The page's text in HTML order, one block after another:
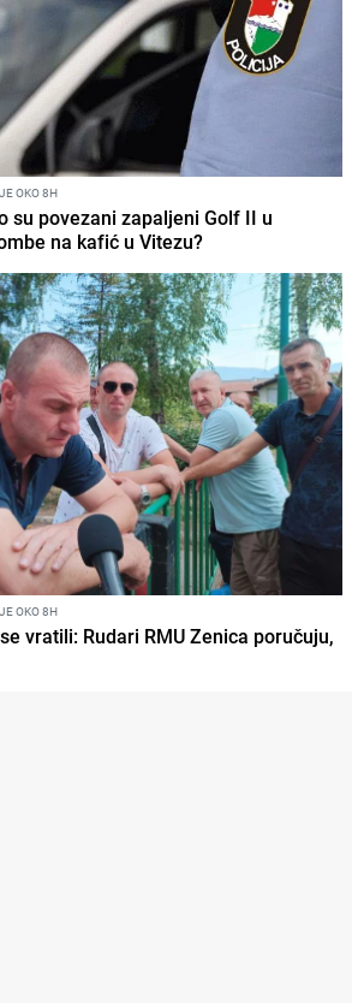
OKO 8H
su povezani zapaljeni Golf II u
na kafić u Vitezu?
OKO 8H
vratili: Rudari RMU Zenica poručuju,